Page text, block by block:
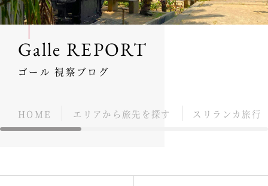
Galle REPORT
ゴール 視察ブログ
HOME エリアから旅先を探す スリランカ旅行